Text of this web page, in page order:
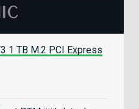
1 TB M.2 PCI Express